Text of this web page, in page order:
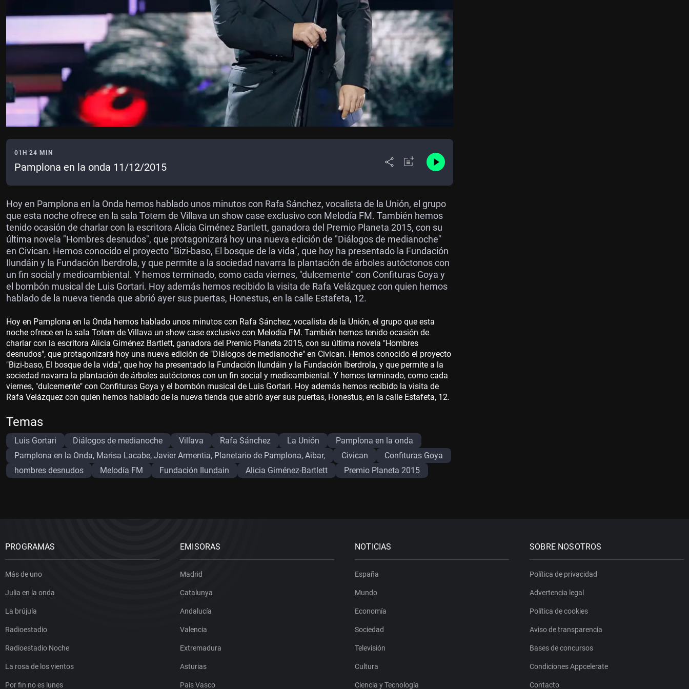
01H 24 MIN
Pamplona en la onda 11/12/2015
Hoy en Pamplona en la Onda hemos hablado unos minutos con Rafa Sánchez, vocalista de la Unión, el grupo
que esta noche ofrece en la sala Totem de Villava un show case exclusivo con Melodía FM. También hemos
tenido ocasión de charlar con la escritora Alicia Giménez Bartlett, ganadora del Premio Planeta 2015, con su
última novela "Hombres desnudos", que protagonizará hoy una nueva edición de "Diálogos de medianoche"
en Civican. Hemos conocido el proyecto "Bizi-baso, El bosque de la vida", que hoy ha presentado la Fundación
Ilundáin y la Fundación Iberdrola, y que permite a la sociedad navarra la plantación de árboles autóctonos con
un fin social y medioambiental. Y hemos terminado, como cada viernes, "dulcemente" con Confituras Goya y
el bombón musical de Luis Gortari. Hoy además hemos recibido la visita de Rafa Velázquez con quien hemos
hablado de la nueva tienda que abrió ayer sus puertas, Honestus, en la calle Estafeta, 12.
Hoy en Pamplona en la Onda hemos hablado unos minutos con Rafa Sánchez, vocalista de la Unión, el grupo que esta
noche ofrece en la sala Totem de Villava un show case exclusivo con Melodía FM. También hemos tenido ocasión de
charlar con la escritora Alicia Giménez Bartlett, ganadora del Premio Planeta 2015, con su última novela "Hombres
desnudos", que protagonizará hoy una nueva edición de "Diálogos de medianoche" en Civican. Hemos conocido el proyecto
"Bizi-baso, El bosque de la vida", que hoy ha presentado la Fundación Ilundáin y la Fundación Iberdrola, y que permite a la
sociedad navarra la plantación de árboles autóctonos con un fin social y medioambiental. Y hemos terminado, como cada
viernes, "dulcemente" con Confituras Goya y el bombón musical de Luis Gortari. Hoy además hemos recibido la visita de
Rafa Velázquez con quien hemos hablado de la nueva tienda que abrió ayer sus puertas, Honestus, en la calle Estafeta, 12.
Temas
Luis Gortari Diálogos de medianoche Villava Rafa Sánchez La Unión
Pamplona en la onda
Pamplona en la Onda, Marisa Lacabe, Javier Armentia, Planetario de Pamplona, Aibar,
Civican
Confituras Goya
hombres desnudos
Melodía FM Fundación Ilundain Alicia Giménez-Bartlett Premio Planeta 2015
PROGRAMAS
Más de uno
Julia en la onda
La brújula
Radioestadio
Radioestadio Noche
La rosa de los vientos
Por fin no es lunes
EMISORAS
Madrid
Catalunya
Andalucía
Valencia
Extremadura
Asturias
País Vasco
NOTICIAS
España
Mundo
Economía
Sociedad
Televisión
Cultura
Ciencia y Tecnología
SOBRE NOSOTROS
Política de privacidad
Advertencia legal
Política de cookies
Aviso de transparencia
Bases de concursos
Condiciones Appcelerate
Contacto